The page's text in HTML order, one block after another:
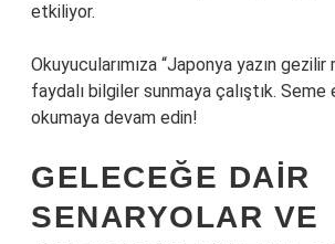
etkiliyor.
Okuyucularımıza “Japonya yazın gezilir
faydalı bilgiler sunmaya çalıştık. Seme
okumaya devam edin!
GELECEĞE DAIR
SENARYOLAR VE